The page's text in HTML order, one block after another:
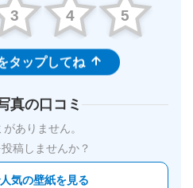
3 4 5
タップしてね
真の口コミ
ありません。
稿しませんか？
気の壁紙を見る